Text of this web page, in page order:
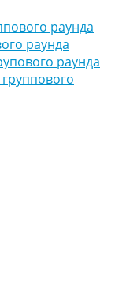
раунда
раунда
раунда